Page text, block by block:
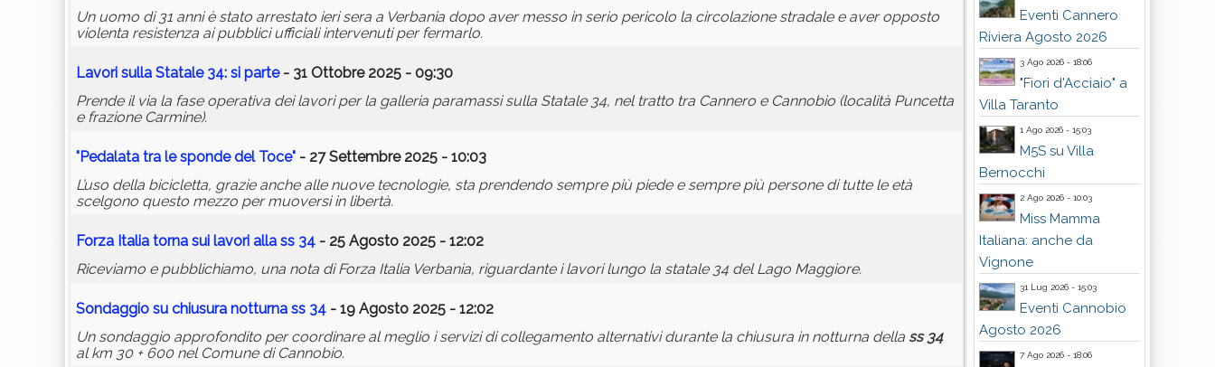
Un uomo di 31 anni è stato arrestato ieri sera a Verbania dopo aver messo in serio pericolo la circolazione stradale e aver opposto
violenta resistenza ai pubblici ufficiali intervenuti per fermarlo.
Lavori sulla Statale 34: si parte- 31 Ottobre 2025 - 09:30
Prende il via la fase operativa dei lavori per la galleria paramassi sulla Statale 34, nel tratto tra Cannero e Cannobio (località Puncetta
e frazione Carmine).
"Pedalata tra le sponde del Toce" - 27 Settembre 2025 - 10:03
L’uso della bicicletta, grazie anche alle nuove tecnologie, sta prendendo sempre più piede e sempre più persone di tutte le età
scelgono questo mezzo per muoversi in libertà.
Forza Italia torna sui lavori alla ss 34 - 25 Agosto 2025 - 12:02
Riceviamo e pubblichiamo, una nota di Forza Italia Verbania, riguardante i lavori lungo la statale 34 del Lago Maggiore.
Sondaggio su chiusura notturna ss 34 - 19 Agosto 2025 - 12:02
Un sondaggio approfondito per coordinare al meglio i servizi di collegamento alternativi durante la chiusura in notturna della ss 34
al km 30 + 600 nel Comune di Cannobio.
Eventi Cannero
Riviera Agosto 2026
3 Ago 2026 - 18:06
"Fiori d'Acciaio" a
Villa Taranto
1 Ago 2026 - 15:03
M5S su Villa
Bernocchi
2 Ago 2026 - 10:03
Miss Mamma
Italiana: anche da
Vignone
31 Lug 2026 - 15:03
Eventi Cannobio
Agosto 2026
7 Ago 2026 - 18:06